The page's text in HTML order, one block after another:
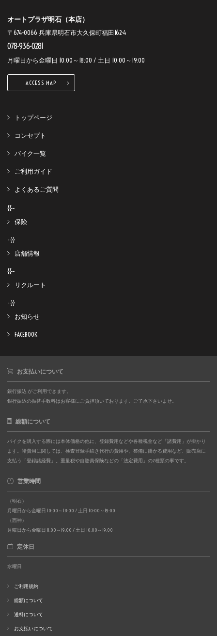
オートプラザ明石（本店）
〒674-0066 兵庫県明石市大久保町福田162-4
078-936-0281
月曜日から金曜日 10:00～18:00 / 土日 10:00～19:00
ACCESS MAP
トップページ
コンセプト
バイク一覧
ご利用ガイド
よくあるご質問
{{--
保険
--}}
店舗情報
{{--
リクルート
--}}
お知らせ
FACEBOOK
お支払いについて
銀行振込 がご利用できます。
銀行振込の振替手数料はお客様にご負担頂いております。ご了承下さいませ。
総額について
バイクを購入する際には本体価格の他に、登録費用などや各種税金など「諸費用」が掛かり
ます。諸費用に関しては、検査登録手続き代行の費用や、整備に掛かる費用など、販売店に
支払う「登録諸経費」。重量税や自賠責保険などの「法定費用」の2種類の事です。
営業時間
（明石）
月曜日から金曜日 10:00～18:00 / 土日 10:00～19:00
（西神）
月曜日から金曜日 11:00～19:00 / 土日 10:00～19:00
定休日
水曜日
ご利用規約
総額について
送料について
お支払いについて